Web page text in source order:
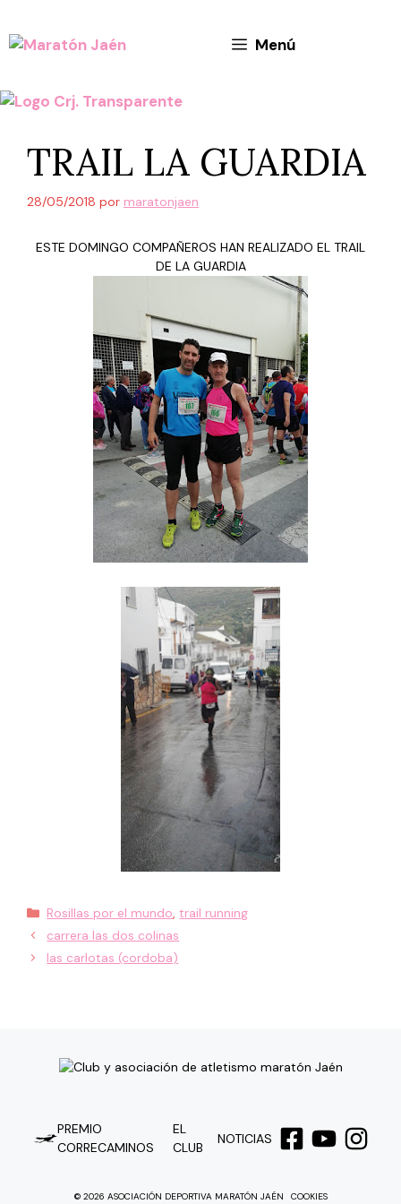
contenido
Menú
TRAIL LA GUARDIA
28/05/2018 por maratonjaen
ESTE DOMINGO COMPAÑEROS HAN REALIZADO EL TRAIL
DE LA GUARDIA
Categorías
Rosillas por el mundo,trail running
carrera las dos colinas
las carlotas (cordoba)
PREMIO
CORRECAMINOS
EL
CLUB
NOTICIAS
© 2026 ASOCIACIÓN DEPORTIVA MARATÓN JAÉN COOKIES